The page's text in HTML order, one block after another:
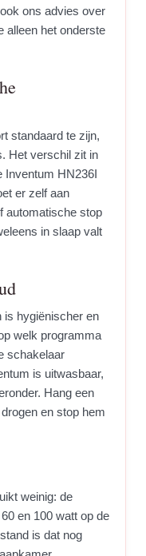
ons advies over
alleen het onderste
standaard te zijn,
Het verschil zit in
Inventum HN236I
er zelf aan
automatische stop
in slaap valt
is hygiënischer en
welk programma
schakelaar
is uitwasbaar,
Hang een
en stop hem
weinig: de
en 100 watt op de
is dat nog